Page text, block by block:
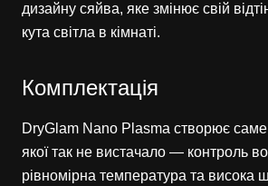
дизайну сяйва, яке змінює свій
кута світла в кімнаті.
Комплектація
DryGlam Nano Plasma створює саме
якої так не вистачало — контроль
рівномірна температура та висока